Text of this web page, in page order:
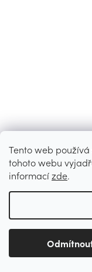
Tento web
tohoto webu
informacízde.